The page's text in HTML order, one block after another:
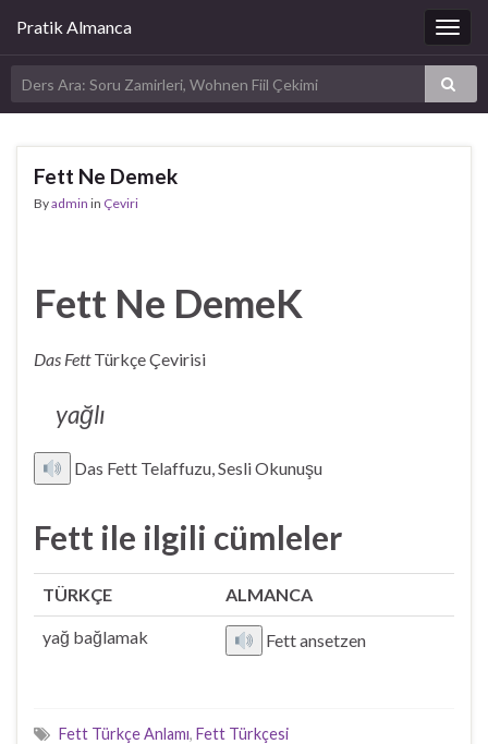
Pratik Almanca
Fett Ne Demek
Byadmin in Çeviri
Fett Ne DemeK
Das FettTürkçe Çevirisi
yağlı
Das Fett Telaffuzu, Sesli Okunuşu
Fett ile ilgili cümleler
TÜRKÇE ALMANCA
yağ bağlamak Fett ansetzen
Fett Türkçe Anlamı, Fett Türkçesi